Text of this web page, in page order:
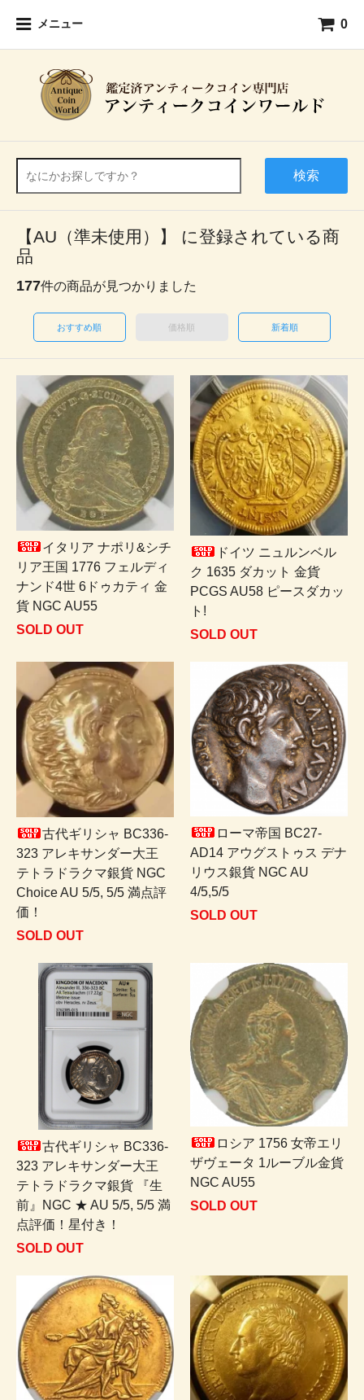
メニュー 0
検索
【AU（準未使用）】 に登録されている商
品
177件の商品が見つかりました
おすすめ順 価格順 新着順
イタリア ナポリ&シチ
リア王国 1776 フェルディ
ナンド4世 6ドゥカティ 金
貨 NGC AU55
SOLD OUT
ドイツ ニュルンベル
ク 1635 ダカット 金貨
PCGS AU58 ピースダカッ
ト!
SOLD OUT
古代ギリシャ BC336-
323 アレキサンダー大王
テトラドラクマ銀貨 NGC
Choice AU 5/5, 5/5 満点評
価！
SOLD OUT
ローマ帝国 BC27-
AD14 アウグストゥス デナ
リウス銀貨 NGC AU
4/5,5/5
SOLD OUT
古代ギリシャ BC336-
323 アレキサンダー大王
テトラドラクマ銀貨 『生
前』NGC ★ AU 5/5, 5/5 満
点評価！星付き！
SOLD OUT
ロシア 1756 女帝エリ
ザヴェータ 1ルーブル金貨
NGC AU55
SOLD OUT